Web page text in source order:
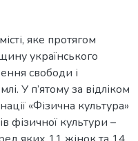
яке протягом
українського
свободи і
У п’ятому за відліком
«Фізична культура»
фізичної культури –